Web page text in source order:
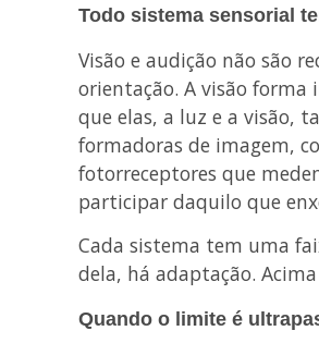
Todo sistema sensorial
Visão e audição não são
orientação. A visão forma
que elas, a luz e a visão,
formadoras de imagem,
fotorreceptores que
participar daquilo que
Cada sistema tem uma
dela, há adaptação.
Quando o limite é